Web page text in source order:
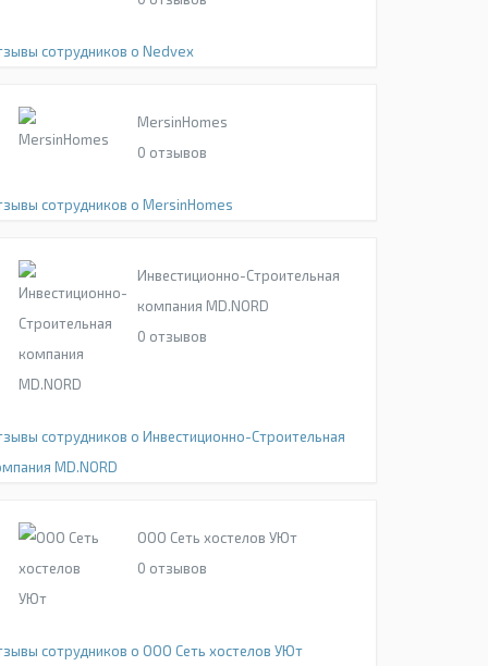
сотрудников о Nedvex
MersinHomes
0 отзывов
сотрудников о MersinHomes
Инвестиционно-Строительная
компания MD.NORD
0 отзывов
сотрудников о Инвестиционно-Строительная
MD.NORD
ООО Сеть хостелов УЮт
0 отзывов
сотрудников о ООО Сеть хостелов УЮт